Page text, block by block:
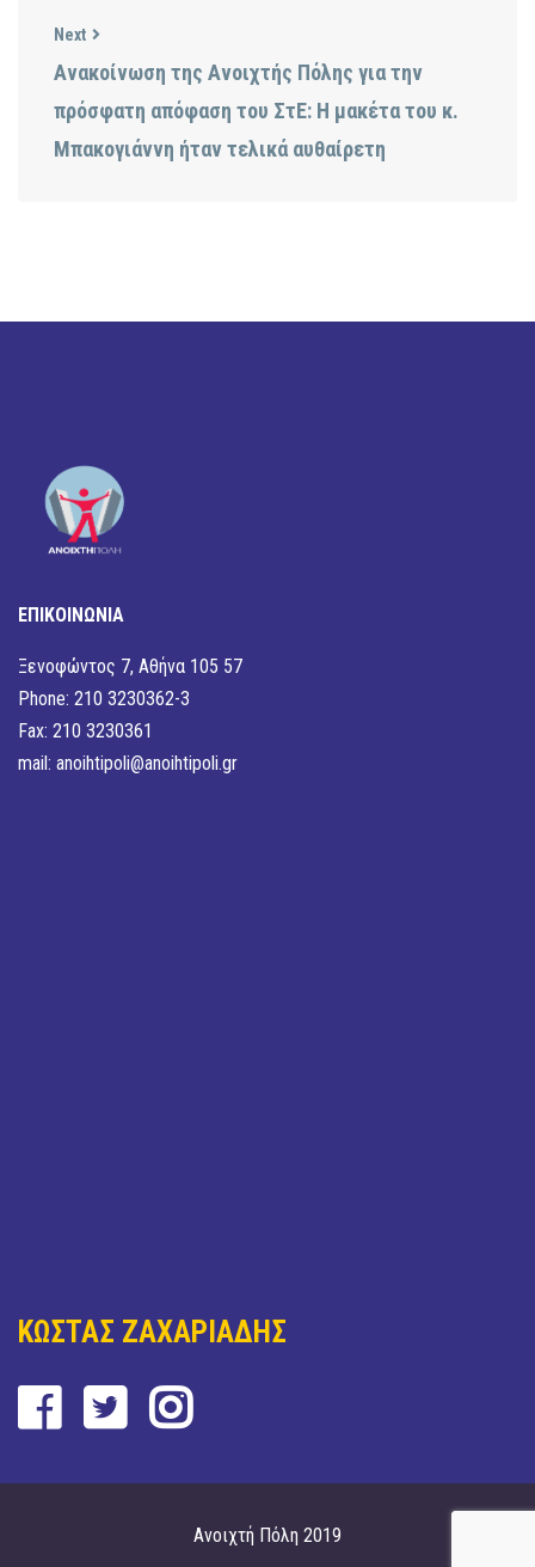
Next
Ανακοίνωση της Ανοιχτής Πόλης για την
πρόσφατη απόφαση του ΣτΕ: Η μακέτα του κ.
Μπακογιάννη ήταν τελικά αυθαίρετη
ΕΠΙΚΟΙΝΩΝΙΑ
Ξενοφώντος 7, Αθήνα 105 57
Phone: 210 3230362-3
Fax: 210 3230361
mail: anoihtipoli@anoihtipoli.gr
ΚΩΣΤΑΣ ΖΑΧΑΡΙΑΔΗΣ
Ανοιχτή Πόλη 2019